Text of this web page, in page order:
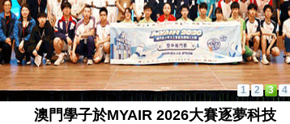
澳門學子於MYAIR 2026大賽逐夢科技
1 2 3 4